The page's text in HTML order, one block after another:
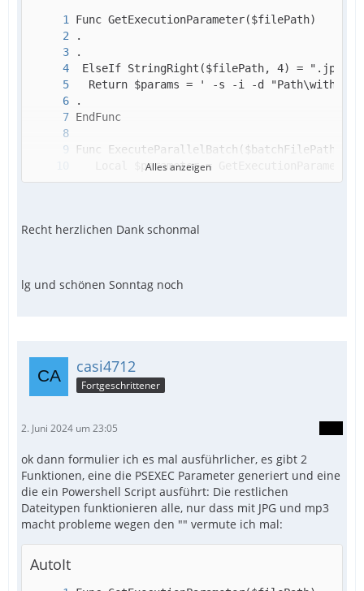
EndFunc
Alles anzeigen
Recht herzlichen Dank schonmal
lg und schönen Sonntag noch
casi4712
Fortgeschrittener
2. Juni 2024 um 23:05
ok dann formulier ich es mal ausführlicher, es gibt 2
Funktionen, eine die PSEXEC Parameter generiert und eine
die ein Powershell Script ausführt: Die restlichen
Dateitypen funktionieren alle, nur dass mit JPG und mp3
macht probleme wegen den "" vermute ich mal:
AutoIt